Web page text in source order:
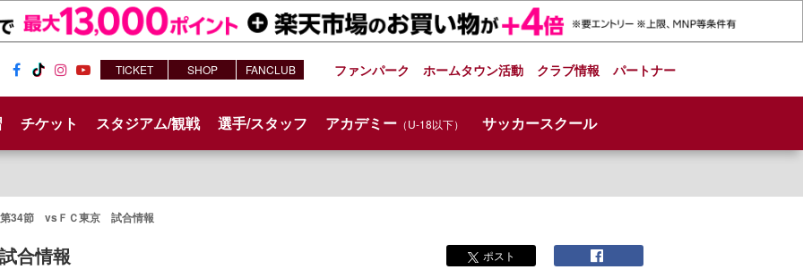
am e
チケット スタジアム/観戦 選手/スタッフ アカデミー（U-18以下） サッカースクール
ファンパーク ホームタウン活動 クラブ情報 パートナー
TICKET SHOP FANCLUB
第34節 vsＦＣ東京 試合情報
試合情報 ポスト